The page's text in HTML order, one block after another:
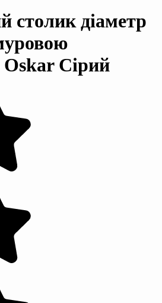
столик діаметр
Oskar Сірий